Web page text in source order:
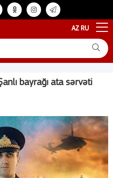
AZ RU
bayrağı ata sərvəti